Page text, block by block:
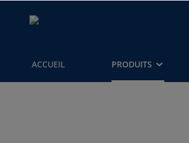
ACCUEIL PRODUITS